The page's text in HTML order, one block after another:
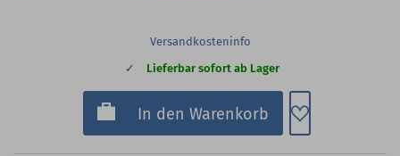
Versandkosteninfo
Lieferbar sofort ab Lager
In den Warenkorb Zum